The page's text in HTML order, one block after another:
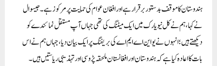
ہندوستان کا موقف بدستور برقرار ہے اور افغان عوام کی حمایت پر مرکوز ہے۔ جیسوال
نے کہا، ہم نے کل نیویارک میں ایک میٹنگ کی تھی جہاں آپ مستقل نمائندے کو
دیکھتے ہیں؛ انہوں نے یو این اے ایم اے کی بریفنگ پر ایک بیان دیا، جہاں ہم نے اس
بات کا اعادہ کیا ہے کہ ہندوستان اور افغانستان ملحقہ پڑوسی اور تہذیبی ریاستیں ہیں۔